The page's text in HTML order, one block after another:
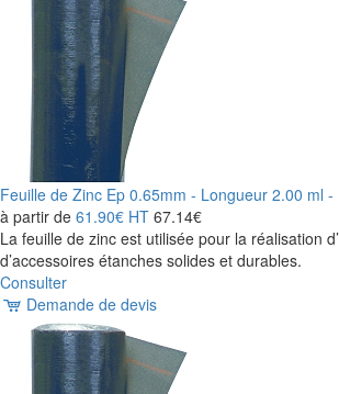
Feuille de Zinc Ep 0.65mm - Longueur 2.00 ml
à partir de 61.90€ HT 67.14€
La feuille de zinc est utilisée pour la réalisation
d’accessoires étanches solides et durables.
Consulter
Demande de devis